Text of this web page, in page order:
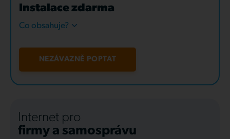
Instalace zdarma
Co obsahuje?
NEZÁVAZNĚ POPTAT
Internet pro
firmy a samosprávu